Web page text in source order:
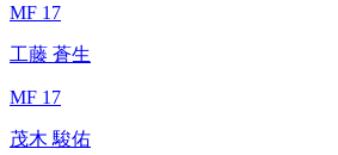
MF 17
工藤 蒼生
MF 17
茂木 駿佑